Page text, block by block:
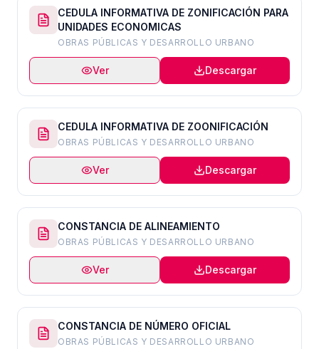
CEDULA INFORMATIVA DE ZONIFICACIÓN PARA
UNIDADES ECONOMICAS
OBRAS PÚBLICAS Y DESARROLLO URBANO
Ver Descargar
CEDULA INFORMATIVA DE ZOONIFICACIÓN
OBRAS PÚBLICAS Y DESARROLLO URBANO
Ver Descargar
CONSTANCIA DE ALINEAMIENTO
OBRAS PÚBLICAS Y DESARROLLO URBANO
Ver Descargar
CONSTANCIA DE NÚMERO OFICIAL
OBRAS PÚBLICAS Y DESARROLLO URBANO